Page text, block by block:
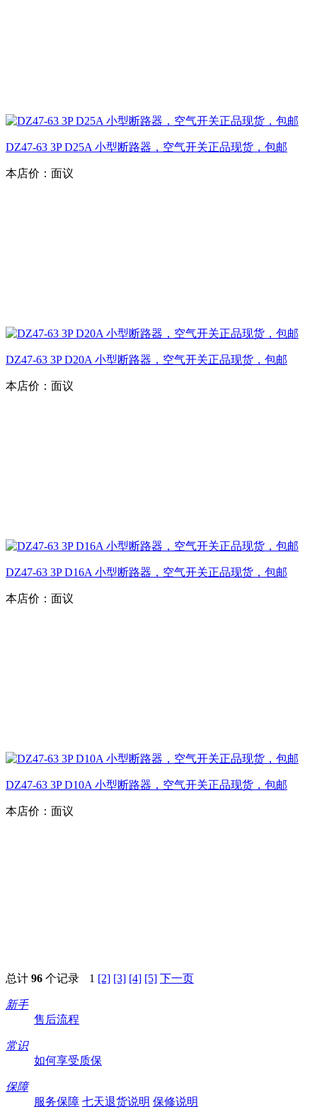
DZ47-63 3P D25A 小型断路器，空气开关正品现货，包邮
本店价： 面议
DZ47-63 3P D20A 小型断路器，空气开关正品现货，包邮
本店价： 面议
DZ47-63 3P D16A 小型断路器，空气开关正品现货，包邮
本店价： 面议
DZ47-63 3P D10A 小型断路器，空气开关正品现货，包邮
本店价： 面议
总计 96 个记录 1 [2] [3] [4] [5] 下一页
新手
售后流程
常识
如何享受质保
保障
服务保障 七天退货说明 保修说明